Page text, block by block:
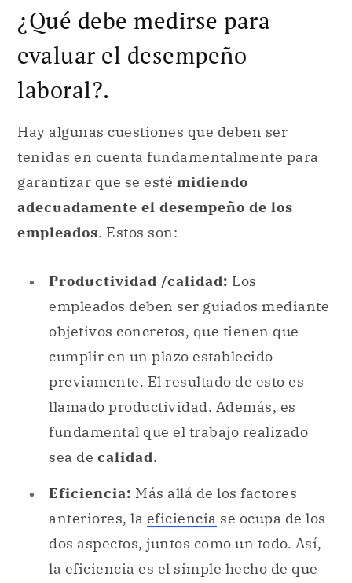
¿Qué debe medirse para
evaluar el desempeño
laboral?.
Hay algunas cuestiones que deben ser
tenidas en cuenta fundamentalmente para
garantizar que se esté midiendo
adecuadamente el desempeño de los
empleados. Estos son:
Productividad /calidad: Los
empleados deben ser guiados mediante
objetivos concretos, que tienen que
cumplir en un plazo establecido
previamente. El resultado de esto es
llamado productividad. Además, es
fundamental que el trabajo realizado
sea de calidad.
Eficiencia: Más allá de los factores
anteriores, la eficiencia se ocupa de los
dos aspectos, juntos como un todo. Así,
la eficiencia es el simple hecho de que